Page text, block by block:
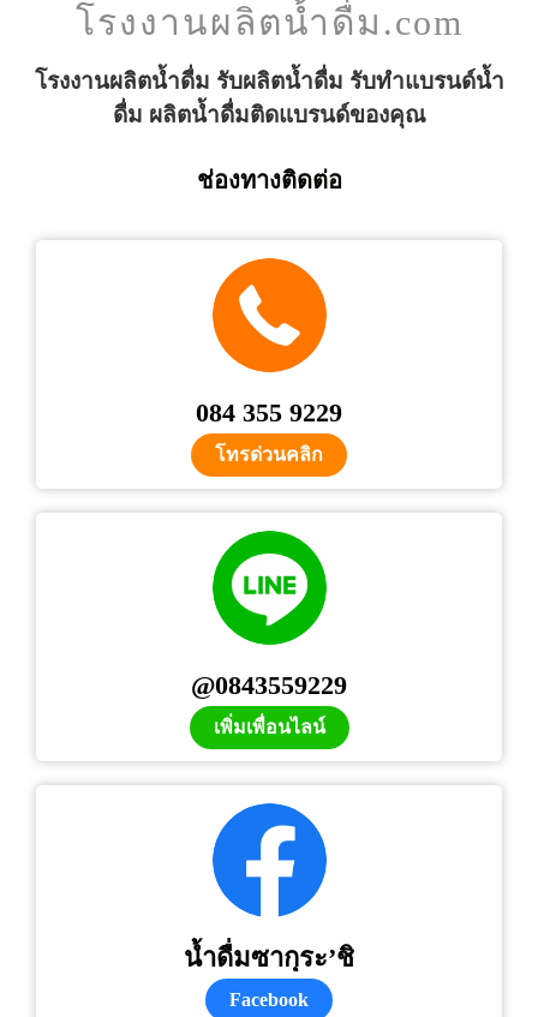
โรงงานผลิตน้ำดื่ม.com
โรงงานผลิตน้ำดื่ม รับผลิตน้ำดื่ม รับทำแบรนด์น้ำ
ดื่ม ผลิตน้ำดื่มติดแบรนด์ของคุณ
ช่องทางติดต่อ
084 355 9229
โทรด่วนคลิก
@0843559229
เพิ่มเพื่อนไลน์
น้ำดื่มซากุระ’ชิ
Facebook